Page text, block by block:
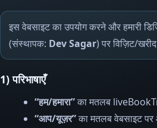
इस वेबसाइट का उपयोग करने और हमारी
(संस्थापक: Dev Sagar) पर विज़िट/
1) परिभाषाएँ
“हम/हमारा”का मतलब
“आप/यूज़र”का मतलब वेबसाइट पर